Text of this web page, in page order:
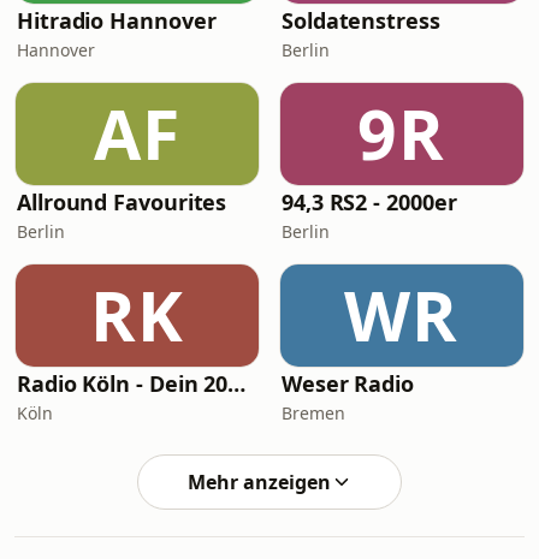
Hitradio Hannover
Hannover
Soldatenstress
Berlin
AF
Allround Favourites
Berlin
9R
94,3 RS2 - 2000er
Berlin
RK
Radio Köln - Dein 2000er Radio
Köln
WR
Weser Radio
Bremen
Mehr anzeigen